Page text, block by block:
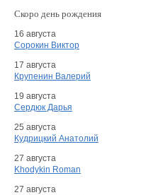
Скоро день рождения
16 августа
Сорокин Виктор
17 августа
Крупенин Валерий
19 августа
Сердюк Дарья
25 августа
Кудрицкий Анатолий
27 августа
Khodykin Roman
27 августа